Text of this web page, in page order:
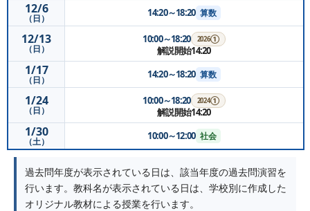
12/6
（日） 14:20～18:20 算数
12/13
（日）
10:00～18:20 2026①
解説開始14:20
1/17
（日） 14:20～18:20 算数
1/24
（日）
10:00～18:20 2024①
解説開始14:20
1/30
（土） 10:00～12:00 社会
過去問年度が表示されている日は、該当年度の過去問演習を
行います。教科名が表示されている日は、学校別に作成した
オリジナル教材による授業を行います。